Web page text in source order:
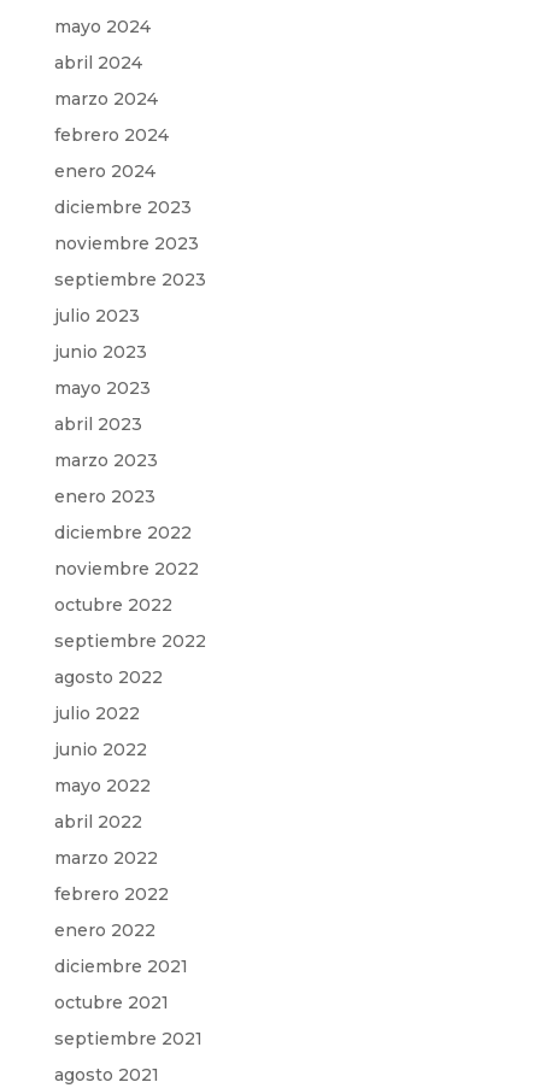
mayo 2024
abril 2024
marzo 2024
febrero 2024
enero 2024
diciembre 2023
noviembre 2023
septiembre 2023
julio 2023
junio 2023
mayo 2023
abril 2023
marzo 2023
enero 2023
diciembre 2022
noviembre 2022
octubre 2022
septiembre 2022
agosto 2022
julio 2022
junio 2022
mayo 2022
abril 2022
marzo 2022
febrero 2022
enero 2022
diciembre 2021
octubre 2021
septiembre 2021
agosto 2021